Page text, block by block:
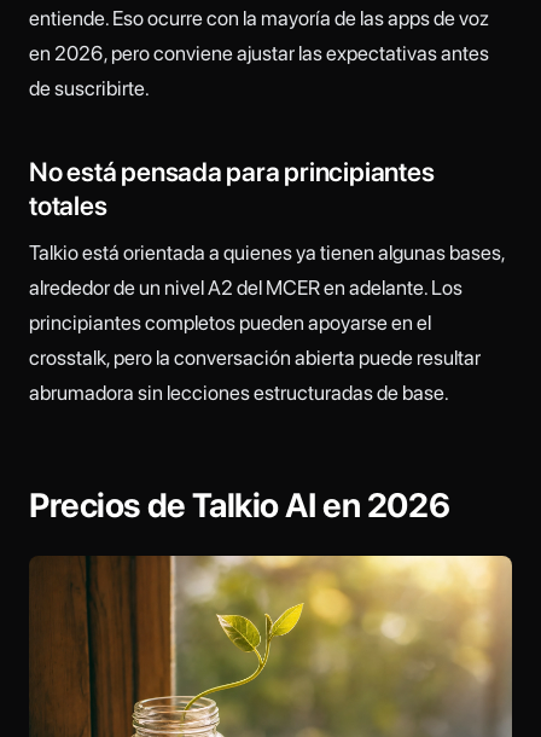
entiende. Eso ocurre con la mayoría de las apps de voz
en 2026, pero conviene ajustar las expectativas antes
de suscribirte.
No está pensada para principiantes
totales
Talkio está orientada a quienes ya tienen algunas bases,
alrededor de un nivel A2 del MCER en adelante. Los
principiantes completos pueden apoyarse en el
crosstalk, pero la conversación abierta puede resultar
abrumadora sin lecciones estructuradas de base.
Precios de Talkio AI en 2026